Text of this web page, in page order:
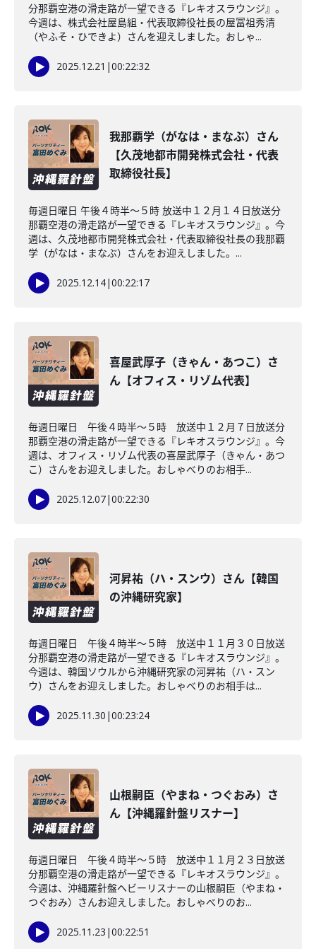
分那覇空港の滑走路が一望できる『レキオスラウンジ』。
今週は、株式会社屋島組・代表取締役社長の屋冨祖秀清
（やふそ・ひできよ）さんを迎えしました。おしゃ...
2025.12.21 |00:22:32
我那覇学（がなは・まなぶ）さん
【久茂地都市開発株式会社・代表
取締役社長】
毎週日曜日 午後４時半～５時 放送中１２月１４日放送分
那覇空港の滑走路が一望できる『レキオスラウンジ』。今
週は、久茂地都市開発株式会社・代表取締役社長の我那覇
学（がなは・まなぶ）さんをお迎えしました。...
2025.12.14|00:22:17
喜屋武厚子（きゃん・あつこ）さ
ん【オフィス・リゾム代表】
毎週日曜日 午後４時半～５時 放送中１２月７日放送分
那覇空港の滑走路が一望できる『レキオスラウンジ』。今
週は、オフィス・リゾム代表の喜屋武厚子（きゃん・あつ
こ）さんをお迎えしました。おしゃべりのお相手...
2025.12.07|00:22:30
河昇祐（ハ・スンウ）さん【韓国
の沖縄研究家】
毎週日曜日 午後４時半～５時 放送中１１月３０日放送
分那覇空港の滑走路が一望できる『レキオスラウンジ』。
今週は、韓国ソウルから沖縄研究家の河昇祐（ハ・スン
ウ）さんをお迎えしました。おしゃべりのお相手は...
2025.11.30 |00:23:24
山根嗣臣（やまね・つぐおみ）さ
ん【沖縄羅針盤リスナー】
毎週日曜日 午後４時半～５時 放送中１１月２３日放送
分那覇空港の滑走路が一望できる『レキオスラウンジ』。
今週は、沖縄羅針盤ヘビーリスナーの山根嗣臣（やまね・
つぐおみ）さんお迎えしました。おしゃべりのお...
2025.11.23 |00:22:51